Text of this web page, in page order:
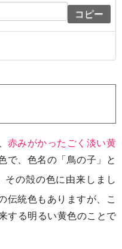
コピー
赤みがかったごく淡い黄
で、色名の「鳥の子」と
その殻の色に由来しまし
伝統色もありますが、こ
する明るい黄色のことで